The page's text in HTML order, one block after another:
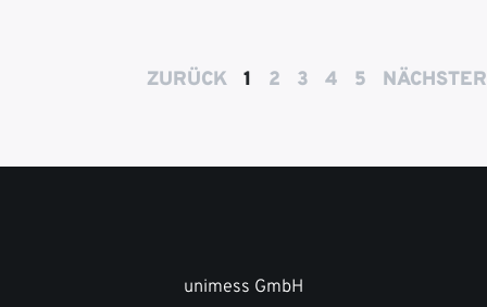
ZURÜCK 1 2 3 4 5 NÄCHSTER
unimess GmbH